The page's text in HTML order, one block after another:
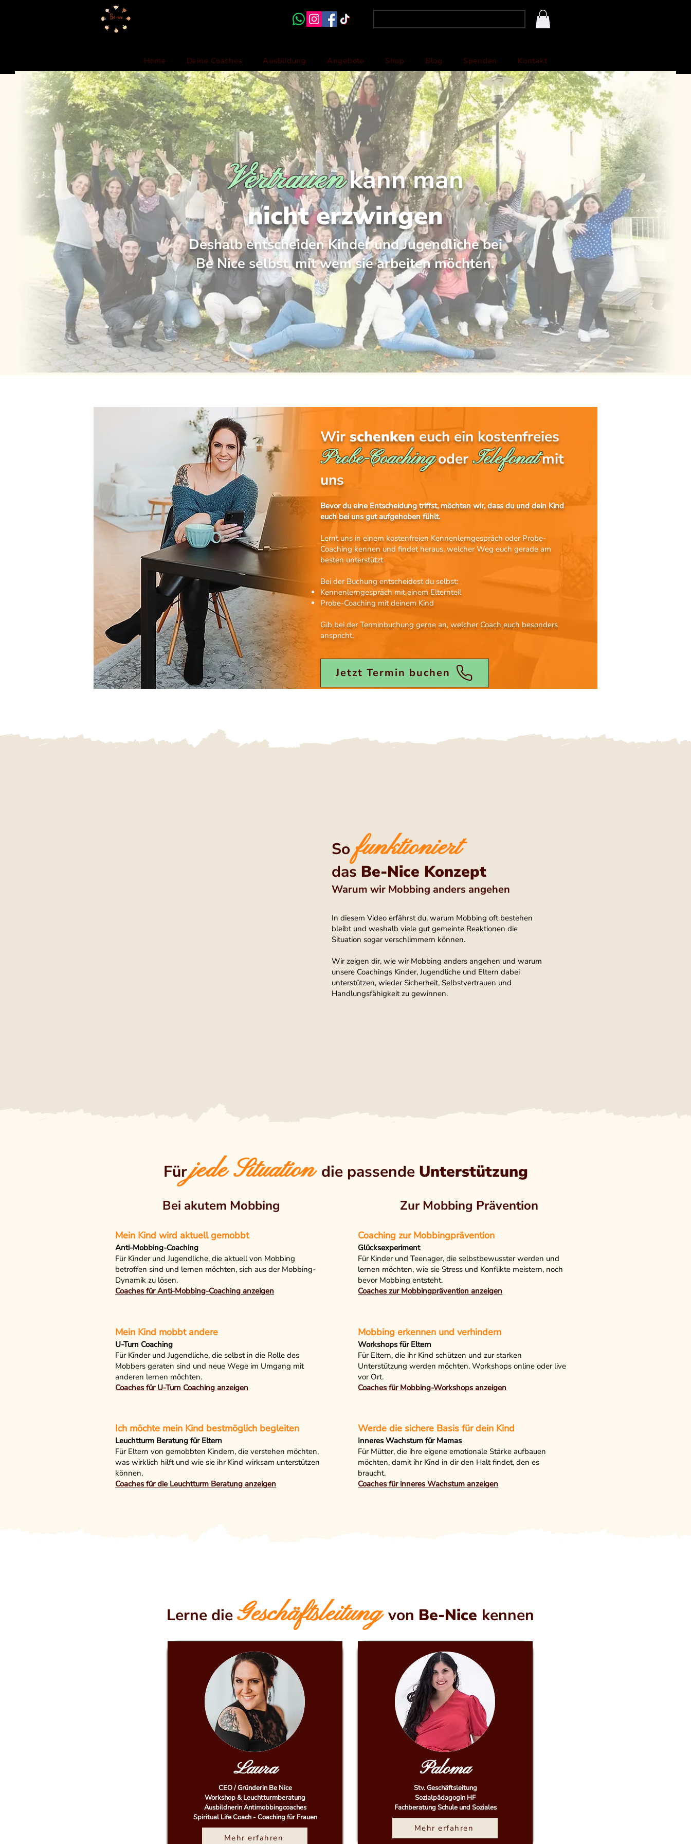
Home Deine Coaches Ausbildung Angebote Shop Blog Spenden Kontakt
Vertrauenkann man
nicht erzwingen
Deshalb entscheiden Kinder und Jugendliche bei
Be Nice selbst, mit wem sie arbeiten möchten.
Wir schenken euch ein kostenfreies
Probe-CoachingoderTelefonatmit
uns
Bevor du eine Entscheidung triffst, möchten wir, dass du und dein Kind
euch bei uns gut aufgehoben fühlt.
Lernt uns in einem kostenfreien Kennenlerngespräch oder Probe-
Coaching kennen und findet heraus, welcher Weg euch gerade am
besten unterstützt.
Bei der Buchung entscheidest du selbst:
Kennenlerngespräch mit einem Elternteil
Probe-Coaching mit deinem Kind
Gib bei der Terminbuchung gerne an, welcher Coach euch besonders
anspricht.
Jetzt Termin buchen
Sofunktioniert
das Be-Nice Konzept
Warum wir Mobbing anders angehen
In diesem Video erfährst du, warum Mobbing oft bestehen
bleibt und weshalb viele gut gemeinte Reaktionen die
Situation sogar verschlimmern können.
Wir zeigen dir, wie wir Mobbing anders angehen und warum
unsere Coachings Kinder, Jugendliche und Eltern dabei
unterstützen, wieder Sicherheit, Selbstvertrauen und
Handlungsfähigkeit zu gewinnen.
Fürjede Situation die passende Unterstützung
Bei akutem Mobbing
Mein Kind wird aktuell gemobbt
Anti-Mobbing-Coaching
Für Kinder und Jugendliche, die aktuell von Mobbing
betroffen sind und lernen möchten, sich aus der Mobbing-
Dynamik zu lösen.
Coaches für Anti-Mobbing-Coaching anzeigen
Mein Kind mobbt andere
U-Turn Coaching
Für Kinder und Jugendliche, die selbst in die Rolle des
Mobbers geraten sind und neue Wege im Umgang mit
anderen lernen möchten.
Coaches für U-Turn Coaching anzeigen
Ich möchte mein Kind bestmöglich begleiten
Leuchtturm Beratung für Eltern
Für Eltern von gemobbten Kindern, die verstehen möchten,
was wirklich hilft und wie sie ihr Kind wirksam unterstützen
können.
Coaches für die Leuchtturm Beratung anzeigen
Zur Mobbing Prävention
​Coaching zur Mobbingprävention
Glücksexperiment
Für Kinder und Teenager, die selbstbewusster werden und
lernen möchten, wie sie Stress und Konflikte meistern, noch
bevor Mobbing entsteht.
Coaches zur Mobbingprävention anzeigen
Mobbing erkennen und verhindern
Workshops für Eltern
Für Eltern, die ihr Kind schützen und zur starken
Unterstützung werden möchten. Workshops online oder live
vor Ort.
Coaches für Mobbing-Workshops anzeigen
Werde die sichere Basis für dein Kind
Inneres Wachstum für Mamas
Für Mütter, die ihre eigene emotionale Stärke aufbauen
möchten, damit ihr Kind in dir den Halt findet, den es
braucht.
Coaches für inneres Wachstum anzeigen
Lerne dieGeschäftsleitung von Be-Nice kennen
Laura
CEO / Gründerin Be Nice
Workshop & Leuchtturmberatung
Ausbildnerin Antimobbingcoaches
Spiritual Life Coach - Coaching für Frauen
Mehr erfahren
Paloma
Stv. Geschäftsleitung
Sozialpädagogin HF
Fachberatung Schule und Soziales
Mehr erfahren